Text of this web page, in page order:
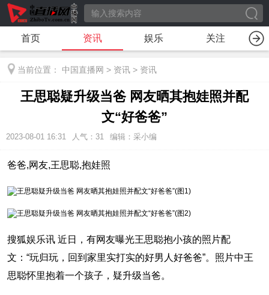
首页 资讯 娱乐 关注
当前位置： 中国直播网 > 资讯 > 资讯
王思聪疑升级当爸 网友晒其抱娃照并配
文“好爸爸”
2023-08-01 16:31 人气： 31 编辑：采小编
爸爸,网友,王思聪,抱娃照
搜狐娱乐讯 近日，有网友曝光王思聪抱小孩的照片配
文：“玩归玩，回到家里实打实的好男人好爸爸”。照片中王
思聪怀里抱着一个孩子，疑升级当爸。